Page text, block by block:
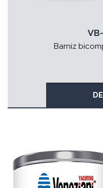
Barniz